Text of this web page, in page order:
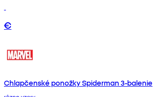
€
Chlapčenské ponožky Spiderman 3-balenie